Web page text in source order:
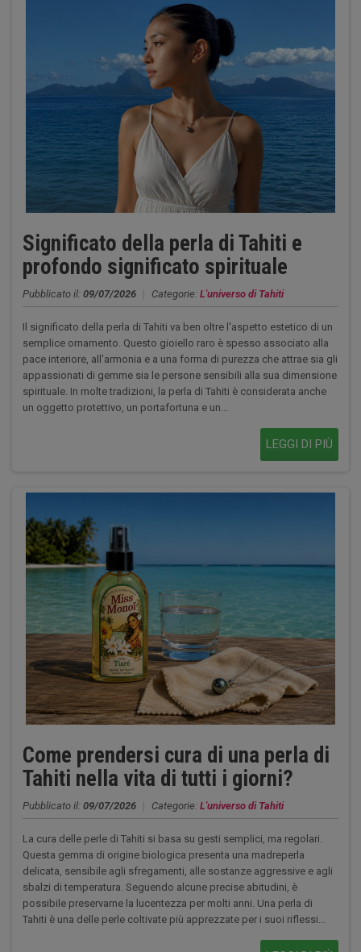
Significato della perla di Tahiti e
profondo significato spirituale
Pubblicato il: 09/07/2026 | Categorie: L'universo di Tahiti
Il significato della perla di Tahiti va ben oltre l'aspetto estetico di un
semplice ornamento. Questo gioiello raro è spesso associato alla
pace interiore, all'armonia e a una forma di purezza che attrae sia gli
appassionati di gemme sia le persone sensibili alla sua dimensione
spirituale. In molte tradizioni, la perla di Tahiti è considerata anche
un oggetto protettivo, un portafortuna e un...
LEGGI DI PIÙ
Come prendersi cura di una perla di
Tahiti nella vita di tutti i giorni?
Pubblicato il: 09/07/2026 | Categorie: L'universo di Tahiti
La cura delle perle di Tahiti si basa su gesti semplici, ma regolari.
Questa gemma di origine biologica presenta una madreperla
delicata, sensibile agli sfregamenti, alle sostanze aggressive e agli
sbalzi di temperatura. Seguendo alcune precise abitudini, è
possibile preservarne la lucentezza per molti anni. Una perla di
Tahiti è una delle perle coltivate più apprezzate per i suoi riflessi...